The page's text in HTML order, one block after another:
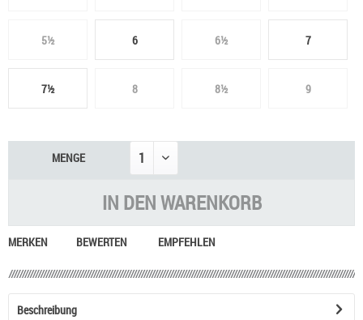
5½ 6 6½ 7
7½ 8 8½ 9
MENGE
IN DENWARENKORB
MERKEN BEWERTEN EMPFEHLEN
Beschreibung